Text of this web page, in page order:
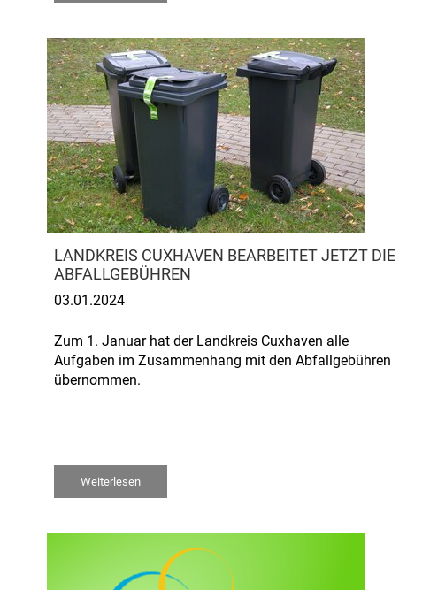
LANDKREIS CUXHAVEN BEARBEITET JETZT DIE
ABFALLGEBÜHREN
03.01.2024
Zum 1. Januar hat der Landkreis Cuxhaven alle
Aufgaben im Zusammenhang mit den Abfallgebühren
übernommen.
Weiterlesen